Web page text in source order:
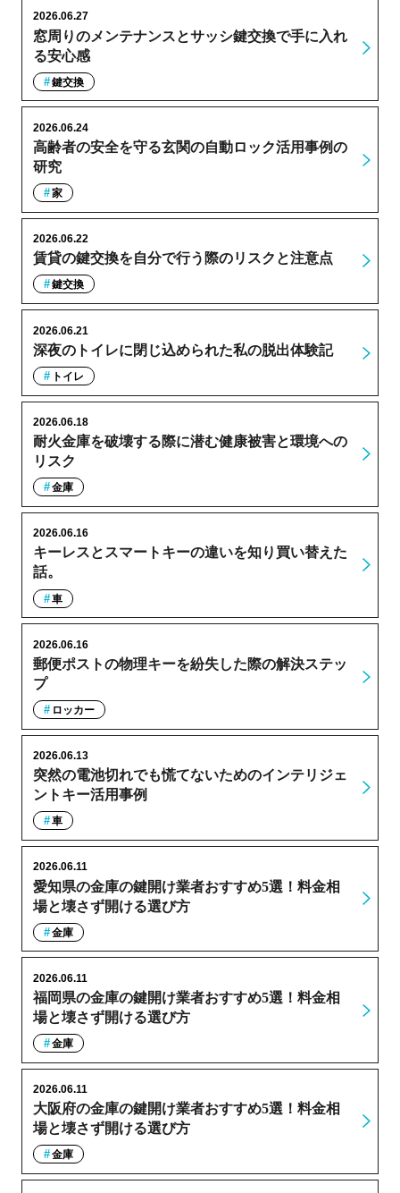
窓周りのメンテナンスとサッシ鍵交換で手に入れ
る安心感
2026.06.27
鍵交換
高齢者の安全を守る玄関の自動ロック活用事例の
研究
2026.06.24
家
賃貸の鍵交換を自分で行う際のリスクと注意点
2026.06.22
鍵交換
深夜のトイレに閉じ込められた私の脱出体験記
2026.06.21
トイレ
耐火金庫を破壊する際に潜む健康被害と環境への
リスク
2026.06.18
金庫
キーレスとスマートキーの違いを知り買い替えた
話。
2026.06.16
車
郵便ポストの物理キーを紛失した際の解決ステッ
プ
2026.06.16
ロッカー
突然の電池切れでも慌てないためのインテリジェ
ントキー活用事例
2026.06.13
車
愛知県の金庫の鍵開け業者おすすめ5選！料金相
場と壊さず開ける選び方
2026.06.11
金庫
福岡県の金庫の鍵開け業者おすすめ5選！料金相
場と壊さず開ける選び方
2026.06.11
金庫
大阪府の金庫の鍵開け業者おすすめ5選！料金相
場と壊さず開ける選び方
2026.06.11
金庫